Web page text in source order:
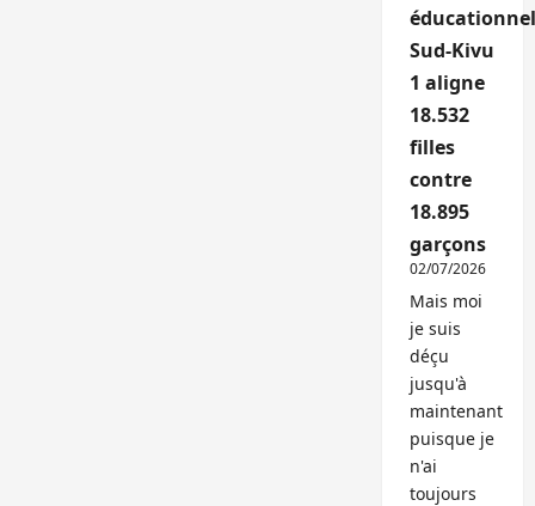
Sud-Kivu
1 aligne
18.532
filles
contre
18.895
garçons
02/07/2026
Mais moi
je suis
déçu
jusqu'à
maintenant
puisque je
n'ai
toujours